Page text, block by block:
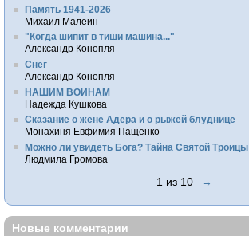
Память 1941-2026
Михаил Малеин
"Когда шипит в тиши машина..."
Александр Конопля
Снег
Александр Конопля
НАШИМ ВОИНАМ
Надежда Кушкова
Сказание о жене Адера и о рыжей блуднице
Монахиня Евфимия Пащенко
Можно ли увидеть Бога? Тайна Святой Троицы
Людмила Громова
1 из 10 →
Новые комментарии